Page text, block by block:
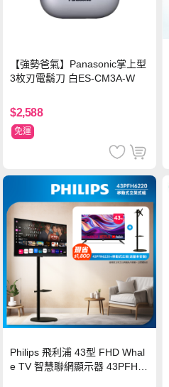
【強勢爸氣】Panasonic掌上型
3枚刃電鬍刀 白ES-CM3A-W
$2,588
免運
Philips 飛利浦 43型 FHD Whal
e TV 智慧聯網顯示器 43PFH6